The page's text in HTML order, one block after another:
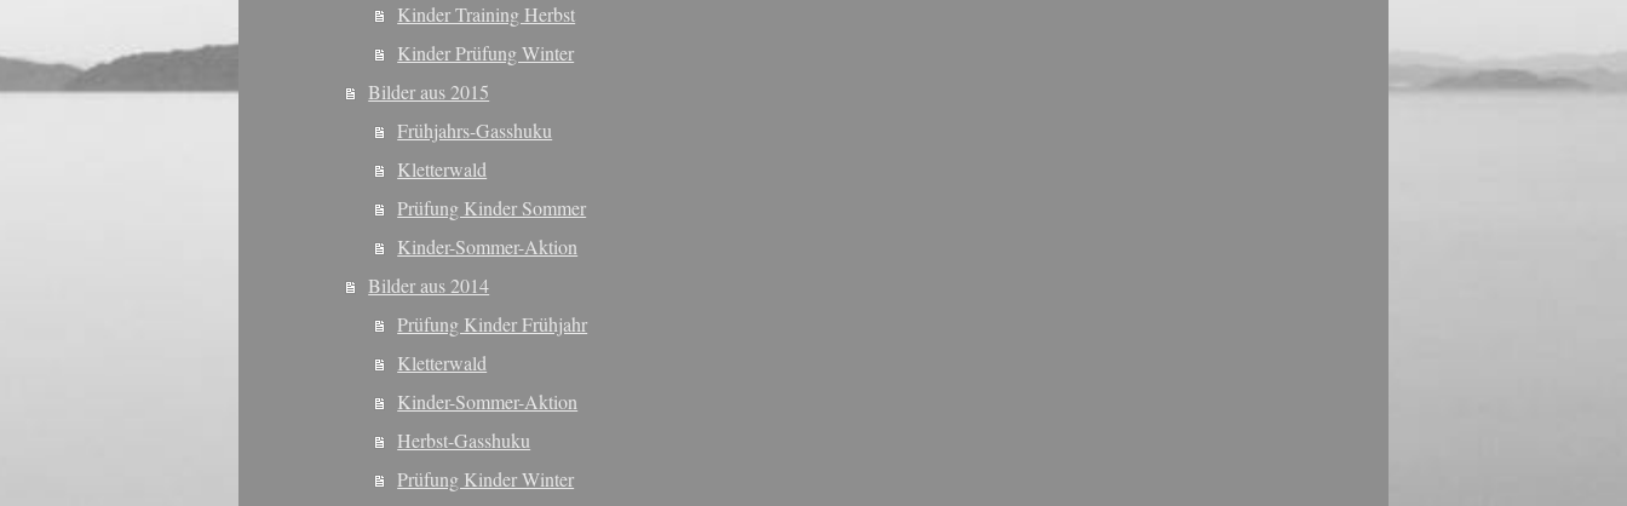
Kinder Training Herbst
Kinder Prüfung Winter
Bilder aus 2015
Frühjahrs-Gasshuku
Kletterwald
Prüfung Kinder Sommer
Kinder-Sommer-Aktion
Bilder aus 2014
Prüfung Kinder Frühjahr
Kletterwald
Kinder-Sommer-Aktion
Herbst-Gasshuku
Prüfung Kinder Winter